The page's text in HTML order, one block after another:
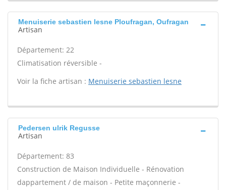
Menuiserie sebastien lesne Ploufragan, Oufragan
Artisan
Département: 22
Climatisation réversible -
Voir la fiche artisan : Menuiserie sebastien lesne
Pedersen ulrik Regusse
Artisan
Département: 83
Construction de Maison Individuelle - Rénovation
dappartement / de maison - Petite maçonnerie -